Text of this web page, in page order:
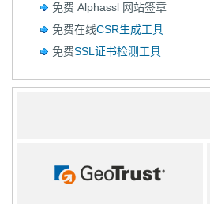
免费 Alphassl 网站签章
免费在线CSR生成工具
免费SSL证书检测工具